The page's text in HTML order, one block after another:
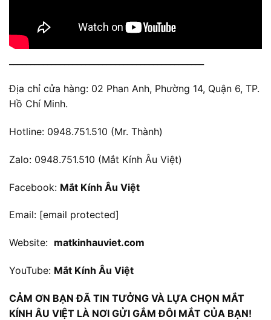
Địa chỉ cửa hàng: 02 Phan Anh, Phường 14, Quận 6, TP.
Hồ Chí Minh.
Hotline: 0948.751.510 (Mr. Thành)
Zalo: 0948.751.510 (Mắt Kính Âu Việt)
Facebook: Mắt Kính Âu Việt
Email: [email protected]
Website: matkinhauviet.com
YouTube: Mắt Kính Âu Việt
CẢM ƠN BẠN ĐÃ TIN TƯỞNG VÀ LỰA CHỌN MẮT
KÍNH ÂU VIỆT LÀ NƠI GỬI GẮM ĐÔI MẮT CỦA BẠN!